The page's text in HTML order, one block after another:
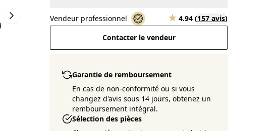
Vendeur professionnel 4.94 (157 avis)
Contacter le vendeur
Garantie de remboursement
En cas de non-conformité ou si vous
changez d'avis sous 14 jours, obtenez un
remboursement intégral.
Sélection des pièces